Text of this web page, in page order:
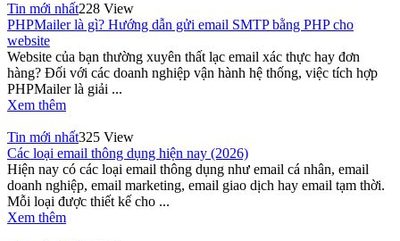
Tin mới nhất228 View
PHPMailer là gì? Hướng dẫn gửi email SMTP bằng PHP cho
website
Website của bạn thường xuyên thất lạc email xác thực hay đơn
hàng? Đối với các doanh nghiệp vận hành hệ thống, việc tích hợp
PHPMailer là giải ...
Xem thêm
Tin mới nhất325 View
Các loại email thông dụng hiện nay (2026)
Hiện nay có các loại email thông dụng như email cá nhân, email
doanh nghiệp, email marketing, email giao dịch hay email tạm thời.
Mỗi loại được thiết kế cho ...
Xem thêm